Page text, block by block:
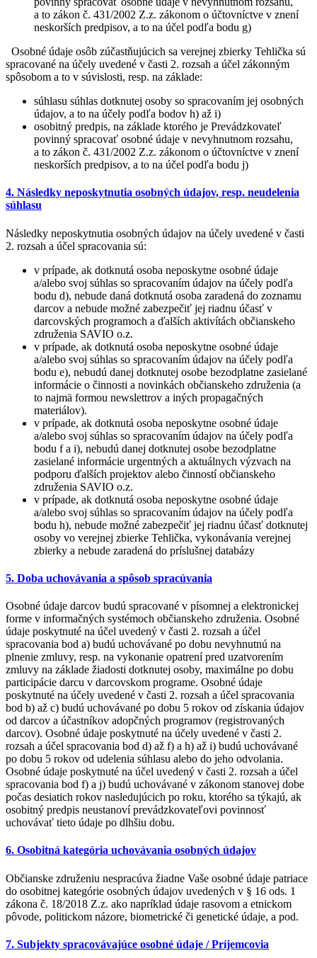
a to zákon č. 431/2002 Z.z. zákonom o účtovníctve v znení
neskorších predpisov, a to na účel podľa bodu g)
Osobné údaje osôb zúčastňujúcich sa verejnej zbierky Tehlička sú
spracované na účely uvedené v časti 2. rozsah a účel zákonným
spôsobom a to v súvislosti, resp. na základe:
súhlasu súhlas dotknutej osoby so spracovaním jej osobných
údajov, a to na účely podľa bodov h) až i)
osobitný predpis, na základe ktorého je Prevádzkovateľ
povinný spracovať osobné údaje v nevyhnutnom rozsahu,
a to zákon č. 431/2002 Z.z. zákonom o účtovníctve v znení
neskorších predpisov, a to na účel podľa bodu j)
4. Následky neposkytnutia osobných údajov, resp. neudelenia
súhlasu
Následky neposkytnutia osobných údajov na účely uvedené v časti
2. rozsah a účel spracovania sú:
v prípade, ak dotknutá osoba neposkytne osobné údaje
a/alebo svoj súhlas so spracovaním údajov na účely podľa
bodu d), nebude daná dotknutá osoba zaradená do zoznamu
darcov a nebude možné zabezpečiť jej riadnu účasť v
darcovských programoch a ďalších aktivítách občianskeho
združenia SAVIO o.z.
v prípade, ak dotknutá osoba neposkytne osobné údaje
a/alebo svoj súhlas so spracovaním údajov na účely podľa
bodu e), nebudú danej dotknutej osobe bezodplatne zasielané
informácie o činnosti a novinkách občianskeho združenia (a
to najmä formou newslettrov a iných propagačných
materiálov).
v prípade, ak dotknutá osoba neposkytne osobné údaje
a/alebo svoj súhlas so spracovaním údajov na účely podľa
bodu f a i), nebudú danej dotknutej osobe bezodplatne
zasielané informácie urgentných a aktuálnych výzvach na
podporu ďalších projektov alebo činností občianskeho
združenia SAVIO o.z.
v prípade, ak dotknutá osoba neposkytne osobné údaje
a/alebo svoj súhlas so spracovaním údajov na účely podľa
bodu h), nebude možné zabezpečiť jej riadnu účasť dotknutej
osoby vo verejnej zbierke Tehlička, vykonávania verejnej
zbierky a nebude zaradená do príslušnej databázy
5. Doba uchovávania a spôsob spracúvania
Osobné údaje darcov budú spracované v písomnej a elektronickej
forme v informačných systémoch občianskeho združenia. Osobné
údaje poskytnuté na účel uvedený v časti 2. rozsah a účel
spracovania bod a) budú uchovávané po dobu nevyhnutnú na
plnenie zmluvy, resp. na vykonanie opatrení pred uzatvorením
zmluvy na základe žiadosti dotknutej osoby, maximálne po dobu
participácie darcu v darcovskom programe. Osobné údaje
poskytnuté na účely uvedené v časti 2. rozsah a účel spracovania
bod b) až c) budú uchovávané po dobu 5 rokov od získania údajov
od darcov a účastníkov adopčných programov (registrovaných
darcov). Osobné údaje poskytnuté na účely uvedené v časti 2.
rozsah a účel spracovania bod d) až f) a h) až i) budú uchovávané
po dobu 5 rokov od udelenia súhlasu alebo do jeho odvolania.
Osobné údaje poskytnuté na účel uvedený v časti 2. rozsah a účel
spracovania bod f) a j) budú uchovávané v zákonom stanovej dobe
počas desiatich rokov nasledujúcich po roku, ktorého sa týkajú, ak
osobitný predpis neustanoví prevádzkovateľovi povinnosť
uchovávať tieto údaje po dlhšiu dobu.
6. Osobitná kategória uchovávania osobných údajov
Občianske združeniu nespracúva žiadne Vaše osobné údaje patriace
do osobitnej kategórie osobných údajov uvedených v § 16 ods. 1
zákona č. 18/2018 Z.z. ako napríklad údaje rasovom a etnickom
pôvode, politickom názore, biometrické či genetické údaje, a pod.
7. Subjekty spracovávajúce osobné údaje / Príjemcovia